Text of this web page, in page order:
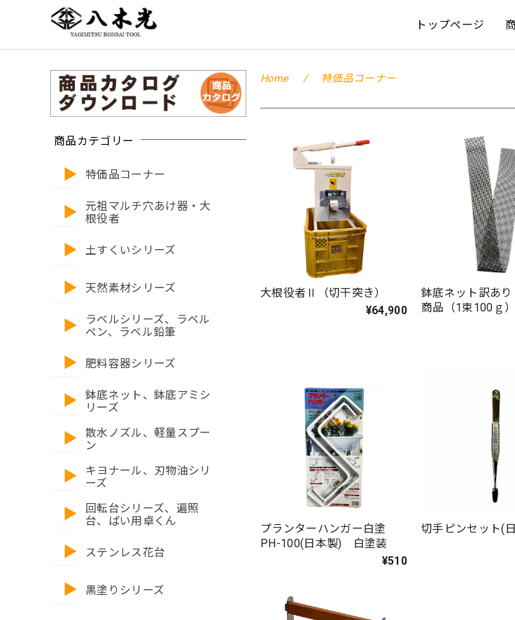
トップページ
商品カテゴリー
特価品コーナー
元祖マルチ穴あけ器・大
根役者
土すくいシリーズ
天然素材シリーズ
ラベルシリーズ、ラベル
ペン、ラベル鉛筆
肥料容器シリーズ
鉢底ネット、鉢底アミシ
リーズ
散水ノズル、軽量スプー
ン
キヨナール、刃物油シリ
ーズ
回転台シリーズ、遍照
台、ばい用卓くん
ステンレス花台
黒塗りシリーズ
Home 特価品コーナー
大根役者Ⅱ（切干突き）
¥64,900
鉢底ネット訳あ
商品（1束100ｇ）
プランターハンガー白塗
PH-100(日本製) 白塗装
¥510
切手ピンセット(